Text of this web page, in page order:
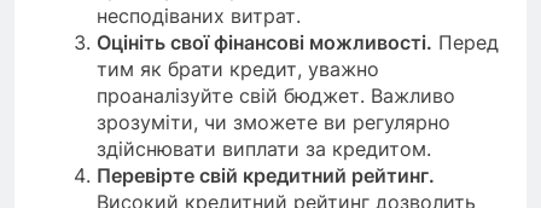
несподіваних витрат.
Оцініть свої фінансові можливості. Перед
тим як брати кредит, уважно
проаналізуйте свій бюджет. Важливо
зрозуміти, чи зможете ви регулярно
здійснювати виплати за кредитом.
Перевірте свій кредитний рейтинг.
Високий кредитний рейтинг дозволить